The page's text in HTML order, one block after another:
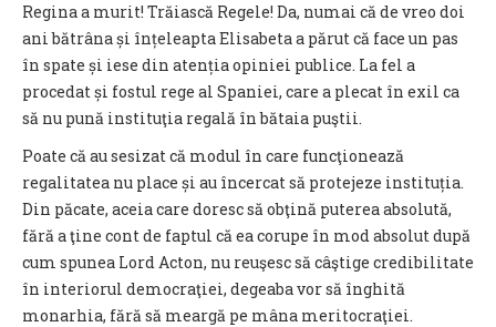
COTATII BVB
Regina a murit! Trăiască Regele! Da, numai că de vreo doi
ani bătrâna și înțeleapta Elisabeta a părut că face un pas
în spate și iese din atenția opiniei publice. La fel a
procedat și fostul rege al Spaniei, care a plecat în exil ca
să nu pună instituţia regală în bătaia puştii.
Poate că au sesizat că modul în care funcţionează
regalitatea nu place și au încercat să protejeze instituția.
Din păcate, aceia care doresc să obţină puterea absolută,
fără a ţine cont de faptul că ea corupe în mod absolut după
cum spunea Lord Acton, nu reuşesc să câştige credibilitate
în interiorul democraţiei, degeaba vor să înghită
monarhia, fără să meargă pe mâna meritocraţiei.